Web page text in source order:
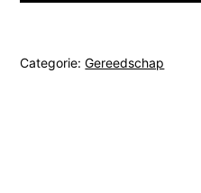
Categorie:Gereedschap